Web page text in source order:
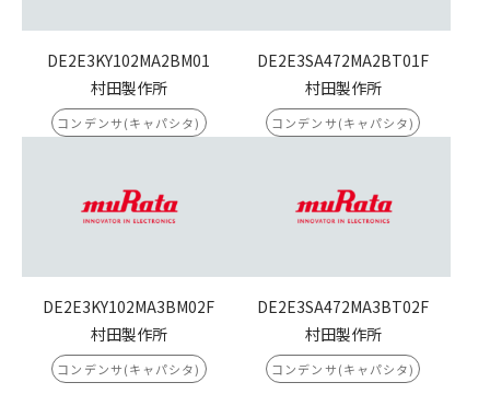
DE2E3KY102MA2BM01
村田製作所
コンデンサ(キャパシタ)
DE2E3SA472MA2BT01F
村田製作所
コンデンサ(キャパシタ)
DE2E3KY102MA3BM02F
村田製作所
コンデンサ(キャパシタ)
DE2E3SA472MA3BT02F
村田製作所
コンデンサ(キャパシタ)